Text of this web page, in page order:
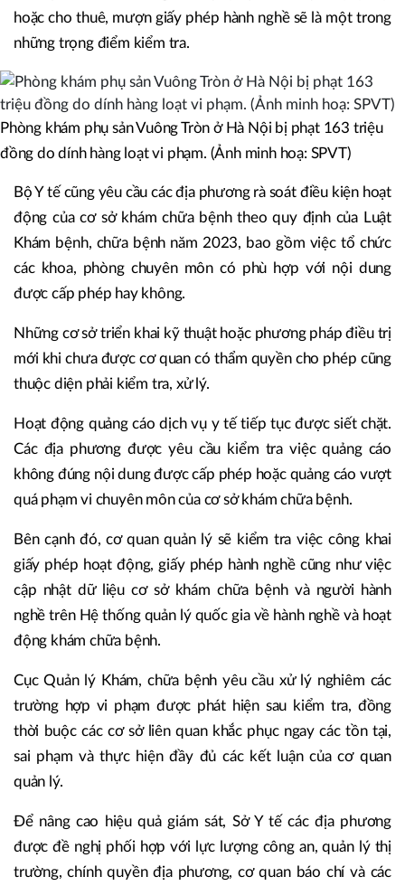
hoặc cho thuê, mượn giấy phép hành nghề sẽ là một trong
những trọng điểm kiểm tra.
Phòng khám phụ sản Vuông Tròn ở Hà Nội bị phạt 163 triệu
đồng do dính hàng loạt vi phạm. (Ảnh minh hoạ: SPVT)
Bộ Y tế cũng yêu cầu các địa phương rà soát điều kiện hoạt
động của cơ sở khám chữa bệnh theo quy định của Luật
Khám bệnh, chữa bệnh năm 2023, bao gồm việc tổ chức
các khoa, phòng chuyên môn có phù hợp với nội dung
được cấp phép hay không.
Những cơ sở triển khai kỹ thuật hoặc phương pháp điều trị
mới khi chưa được cơ quan có thẩm quyền cho phép cũng
thuộc diện phải kiểm tra, xử lý.
Hoạt động quảng cáo dịch vụ y tế tiếp tục được siết chặt.
Các địa phương được yêu cầu kiểm tra việc quảng cáo
không đúng nội dung được cấp phép hoặc quảng cáo vượt
quá phạm vi chuyên môn của cơ sở khám chữa bệnh.
Bên cạnh đó, cơ quan quản lý sẽ kiểm tra việc công khai
giấy phép hoạt động, giấy phép hành nghề cũng như việc
cập nhật dữ liệu cơ sở khám chữa bệnh và người hành
nghề trên Hệ thống quản lý quốc gia về hành nghề và hoạt
động khám chữa bệnh.
Cục Quản lý Khám, chữa bệnh yêu cầu xử lý nghiêm các
trường hợp vi phạm được phát hiện sau kiểm tra, đồng
thời buộc các cơ sở liên quan khắc phục ngay các tồn tại,
sai phạm và thực hiện đầy đủ các kết luận của cơ quan
quản lý.
Để nâng cao hiệu quả giám sát, Sở Y tế các địa phương
được đề nghị phối hợp với lực lượng công an, quản lý thị
trường, chính quyền địa phương, cơ quan báo chí và các